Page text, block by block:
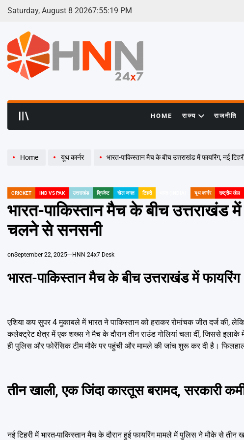
Skip
Saturday, August 8 20267:55:19 PM
HOME राज्य राजनीति
Home यूथ कार्नर भारत-पाकिस्तान मैच के बीच उत्तराखंड में फायरिंग, नई
POSTED
CRICKET IND VS PAK उत्तराखंड क्रिकेट खेल जगत टिहरी यूथ कार्नर राष्ट्रीय खेल
भारत-पाकिस्तान मैच के बीच उत्तराखंड में
चलने से सनसनी
onSeptember 22, 2025 HNN 24x7 Desk
भारत-पाकिस्तान मैच के बीच उत्तराखंड में फायरिंग
एशिया कप सुपर 4 मुकाबले में भारत ने पाकिस्तान को हराकर रोमांचक जीत दर्ज की,
कलेक्ट्रेट क्षेत्र में एक शख्स ने मैच के दौरान तीन राउंड गोलियां चला दीं, जिससे
ही पुलिस और फोरेंसिक टीम मौके पर पहुंची और मामले की जांच शुरू कर दी है।
तीन खाली, एक जिंदा कारतूस बरामद, सरकारी
नई टिहरी में भारत-पाकिस्तान मैच के दौरान हुई फायरिंग मामले में पुलिस ने मौके से